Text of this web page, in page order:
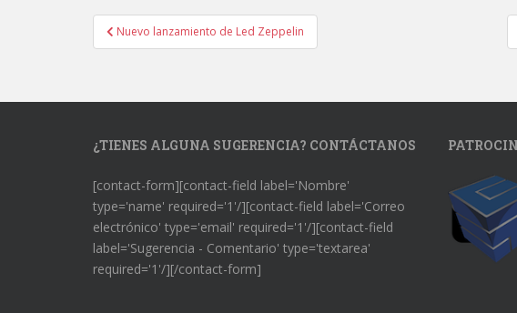
Navegación
de
Nuevo lanzamiento de Led Zeppelin
¿TIENES ALGUNA SUGERENCIA? CONTÁCTANOS
[contact-form][contact-field label='Nombre'
type='name' required='1'/][contact-field label='Correo
electrónico' type='email' required='1'/][contact-field
label='Sugerencia - Comentario' type='textarea'
required='1'/][/contact-form]